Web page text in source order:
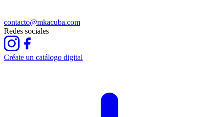
contacto@mkacuba.com
Redes sociales
Créate un catálogo digital